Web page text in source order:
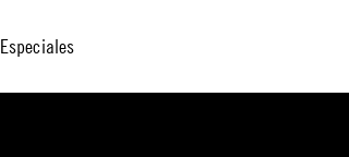
Especiales